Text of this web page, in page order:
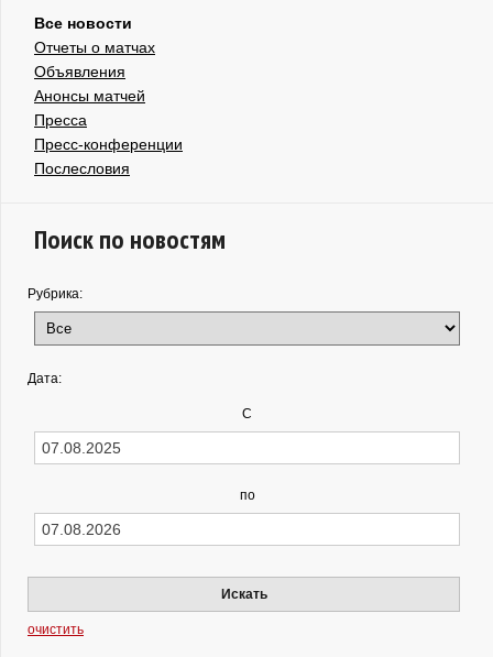
Все новости
Отчеты о матчах
Объявления
Анонсы матчей
Пресса
Пресс-конференции
Послесловия
Поиск по новостям
Рубрика:
Дата:
С
по
Искать
очистить